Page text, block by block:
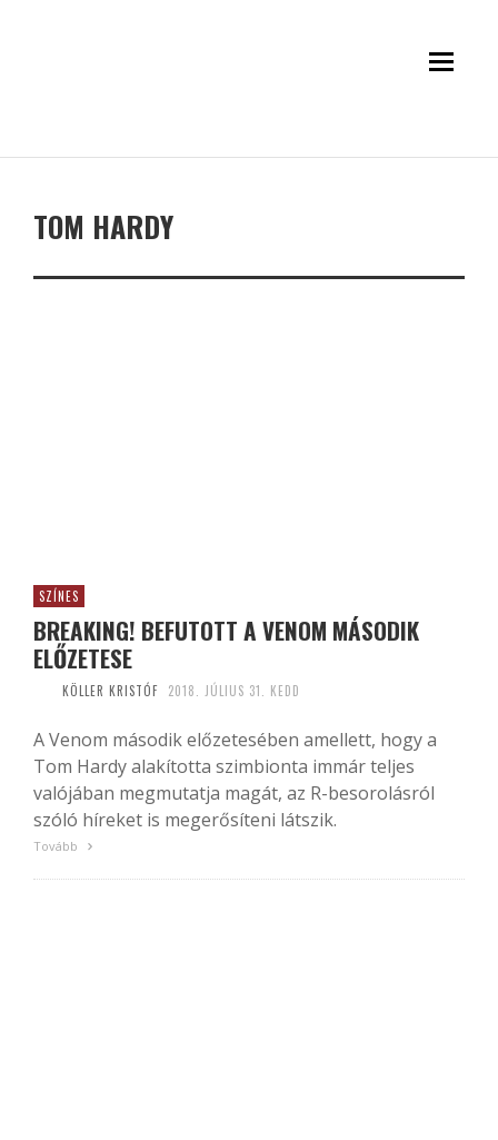
TOM HARDY
SZÍNES
BREAKING! BEFUTOTT A VENOM MÁSODIK
ELŐZETESE
KÖLLER KRISTÓF 2018. JÚLIUS 31. KEDD
A Venom második előzetesében amellett, hogy a
Tom Hardy alakította szimbionta immár teljes
valójában megmutatja magát, az R-besorolásról
szóló híreket is megerősíteni látszik.
Tovább